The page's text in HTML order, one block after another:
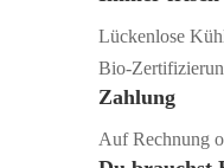
Lückenlose
Zahlung
Auf Rechnung